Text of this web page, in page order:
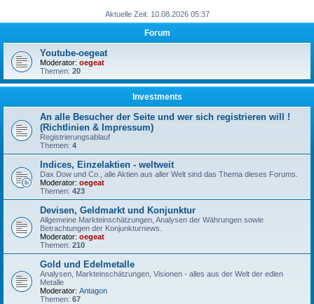
Aktuelle Zeit: 10.08.2026 05:37
Forum
Youtube-oegeat
Moderator: oegeat
Themen: 20
Investments
An alle Besucher der Seite und wer sich registrieren will !
(Richtlinien & Impressum)
Registrierungsablauf
Themen: 4
Indices, Einzelaktien - weltweit
Dax Dow und Co., alle Aktien aus aller Welt sind das Thema dieses Forums.
Moderator: oegeat
Themen: 423
Devisen, Geldmarkt und Konjunktur
Allgemeine Markteinschätzungen, Analysen der Währungen sowie
Betrachtungen der Konjunkturnews.
Moderator: oegeat
Themen: 210
Gold und Edelmetalle
Analysen, Markteinschätzungen, Visionen - alles aus der Welt der edlen
Metalle
Moderator: Antagon
Themen: 67